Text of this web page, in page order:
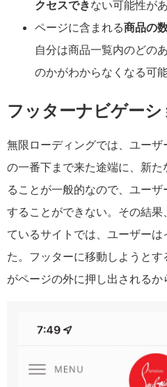
クセスできない可能性があ
ページに含まれる商品の
自分は商品一覧内のどの
のかがわからなくなる可
フッターナビゲー
無限ローディングでは、ユー
の一番下まで来た途端に、新
ることが一般的なので、ユー
することができない。その結
ているサイトでは、ユーザー
た。フッターに移動しようと
がページの外に押し出されるか